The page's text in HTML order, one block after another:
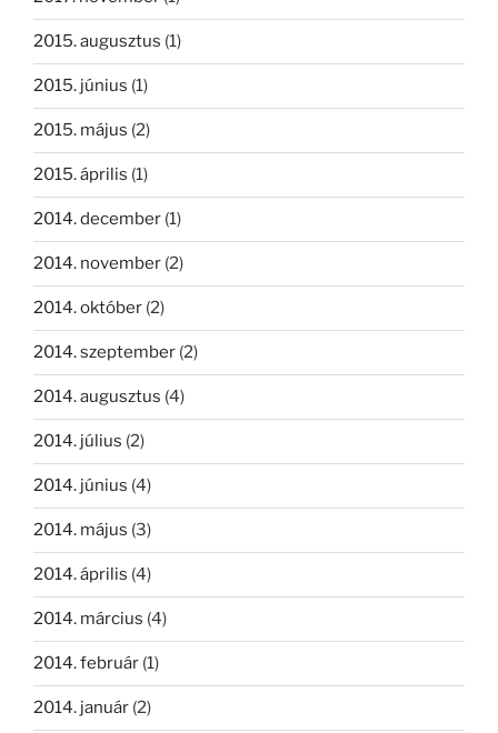
2015. augusztus (1)
2015. június (1)
2015. május (2)
2015. április (1)
2014. december (1)
2014. november (2)
2014. október (2)
2014. szeptember (2)
2014. augusztus (4)
2014. július (2)
2014. június (4)
2014. május (3)
2014. április (4)
2014. március (4)
2014. február (1)
2014. január (2)